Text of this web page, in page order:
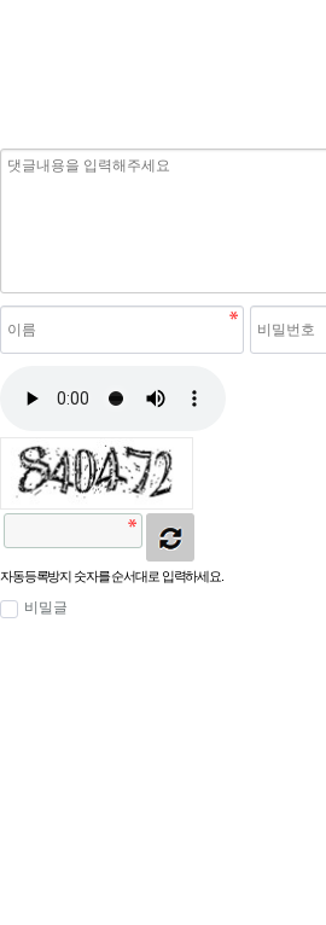
자동등록방지 숫자를 순서대로 입력하세요.
비밀글